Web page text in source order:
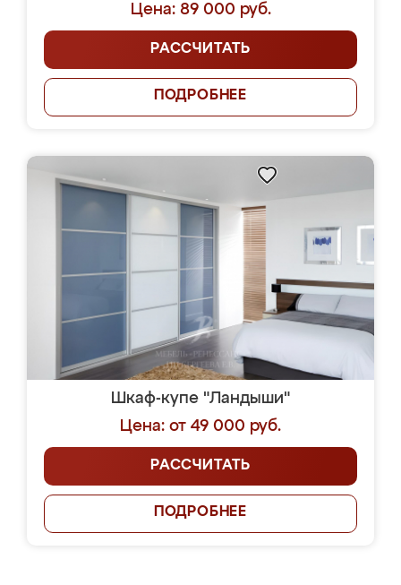
Цена: 89 000 руб.
РАССЧИТАТЬ
ПОДРОБНЕЕ
Шкаф-купе "Ландыши"
Цена: от 49 000 руб.
РАССЧИТАТЬ
ПОДРОБНЕЕ